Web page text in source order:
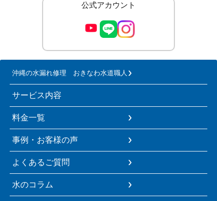
公式アカウント
沖縄の水漏れ修理 おきなわ水道職人
サービス内容
料金一覧
事例・お客様の声
よくあるご質問
水のコラム